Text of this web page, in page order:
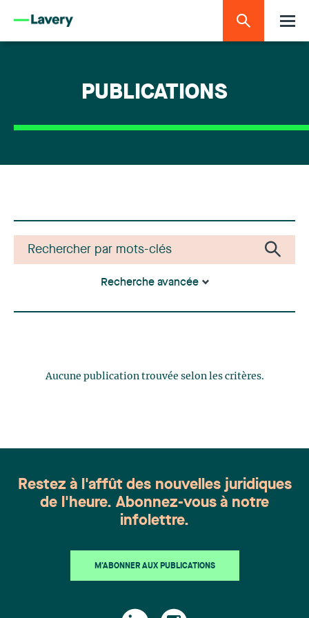
PUBLICATIONS
Recherche avancée
Aucune publication trouvée selon les critères.
Restez à l'affût des nouvelles juridiques
de l'heure. Abonnez-vous à notre
infolettre.
M'ABONNER AUX PUBLICATIONS